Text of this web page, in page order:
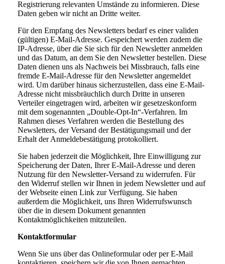
Registrierung relevanten Umstände zu informieren. Diese
Daten geben wir nicht an Dritte weiter.
Für den Empfang des Newsletters bedarf es einer validen
(gültigen) E-Mail-Adresse. Gespeichert werden zudem die
IP-Adresse, über die Sie sich für den Newsletter anmelden
und das Datum, an dem Sie den Newsletter bestellen. Diese
Daten dienen uns als Nachweis bei Missbrauch, falls eine
fremde E-Mail-Adresse für den Newsletter angemeldet
wird. Um darüber hinaus sicherzustellen, dass eine E-Mail-
Adresse nicht missbräuchlich durch Dritte in unseren
Verteiler eingetragen wird, arbeiten wir gesetzeskonform
mit dem sogenannten „Double-Opt-In“-Verfahren. Im
Rahmen dieses Verfahren werden die Bestellung des
Newsletters, der Versand der Bestätigungsmail und der
Erhalt der Anmeldebestätigung protokolliert.
Sie haben jederzeit die Möglichkeit, Ihre Einwilligung zur
Speicherung der Daten, Ihrer E-Mail-Adresse und deren
Nutzung für den Newsletter-Versand zu widerrufen. Für
den Widerruf stellen wir Ihnen in jedem Newsletter und auf
der Webseite einen Link zur Verfügung. Sie haben
außerdem die Möglichkeit, uns Ihren Widerrufswunsch
über die in diesem Dokument genannten
Kontaktmöglichkeiten mitzuteilen.
Kontaktformular
Wenn Sie uns über das Onlineformular oder per E-Mail